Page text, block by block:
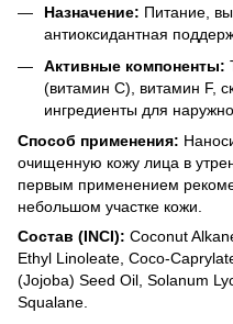
Назначение: Питание,
антиоксидантная
Активные компоненты:
(витамин С), витамин F,
ингредиенты для
Способ применения:
очищенную кожу лица в
первым применением
небольшом участке кожи.
Состав (INCI): Coconut
Ethyl Linoleate, Coco-
(Jojoba) Seed Oil, Solanum
Squalane.